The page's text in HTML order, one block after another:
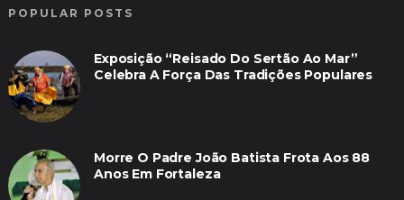
POPULAR POSTS
Exposição “Reisado Do Sertão Ao Mar”
Celebra A Força Das Tradições Populares
Morre O Padre João Batista Frota Aos 88
Anos Em Fortaleza